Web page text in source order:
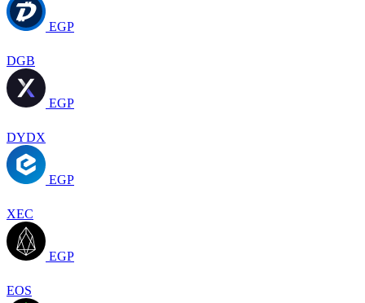
EGP
DGB
EGP
DYDX
EGP
XEC
EGP
EOS